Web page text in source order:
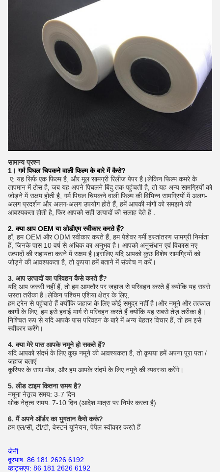
सामान्य प्रश्न
1। गर्म पिघल चिपकने वाली फिल्म के बारे में कैसे?
ए: यह सिर्फ एक फिल्म है, और मूल सामग्री रिलीज पेपर है।लेकिन फिल्म कमरे के
तापमान में ठोस है, जब यह अपने पिघलने बिंदु तक पहुंचती है, तो यह अन्य सामग्रियों को
जोड़ने में सक्षम होती है, गर्म पिघल चिपकने वाली फिल्म की विभिन्न सामग्रियों में अलग-
अलग प्रदर्शन और अलग-अलग उपयोग होते हैं, हमें आपकी मांगों को समझने की
आवश्यकता होती है, फिर आपको सही उत्पादों की सलाह देते हैं .
2. क्या आप OEM या ओडीएम स्वीकार करते हैं?
हाँ, हम OEM और ODM स्वीकार करते हैं, हम पेशेवर गर्मी हस्तांतरण सामग्री निर्माता
हैं, जिनके पास 10 वर्ष से अधिक का अनुभव है। आपको अनुसंधान एवं विकास नए
उत्पादों की सहायता करने में सक्षम है।इसलिए यदि आपको कुछ विशेष सामग्रियों को
जोड़ने की आवश्यकता है, तो कृपया हमें बताने में संकोच न करें।
3. आप उत्पादों का परिवहन कैसे करते हैं?
यदि आप जरूरी नहीं हैं, तो हम आमतौर पर जहाज से परिवहन करते हैं क्योंकि यह सबसे
सस्ता तरीका है।लेकिन पश्चिम एशिया क्षेत्र के लिए,
हम ट्रेन से पहुंचाते हैं क्योंकि जहाज के लिए कोई समुद्र नहीं है।और नमूने और तत्काल
कार्गो के लिए, हम इसे हवाई मार्ग से परिवहन करते हैं क्योंकि यह सबसे तेज़ तरीका है।
निश्चित रूप से यदि आपके पास परिवहन के बारे में अन्य बेहतर विचार हैं, तो हम इसे
स्वीकार करेंगे।
4. क्या मेरे पास आपके नमूने हो सकते हैं?
यदि आपको संदर्भ के लिए कुछ नमूने की आवश्यकता है, तो कृपया हमें अपना पूरा पता /
जहाज बताएं
कूरियर के साथ मोड, और हम आपके संदर्भ के लिए नमूने की व्यवस्था करेंगे।
5. लीड टाइम कितना समय है?
नमूना नेतृत्व समय: 3-7 दिन
थोक नेतृत्व समय: 7-10 दिन (आदेश मात्रा पर निर्भर करता है)
6. मैं अपने ऑर्डर का भुगतान कैसे करूं?
हम एल/सी, टी/टी, वेस्टर्न यूनियन, पेपैल स्वीकार करते हैं
जेनी
दूरभाष: 86 181 2626 6192
व्हाट्सएप: 86 181 2626 6192